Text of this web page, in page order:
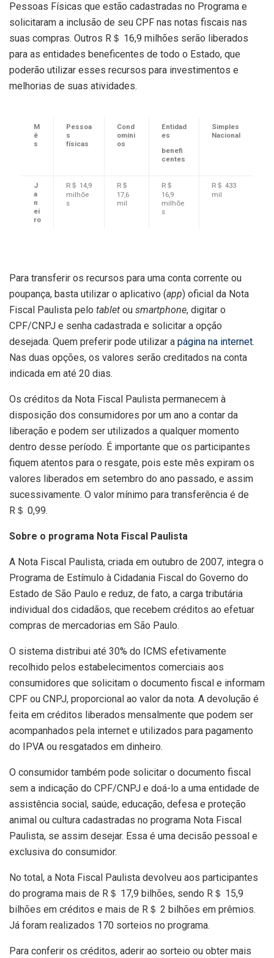
Pessoas Físicas que estão cadastradas no Programa e
solicitaram a inclusão de seu CPF nas notas fiscais nas
suas compras. Outros R＄ 16,9 milhões serão liberados
para as entidades beneficentes de todo o Estado, que
poderão utilizar esses recursos para investimentos e
melhorias de suas atividades.
M
ê
s
Pessoa
s
físicas
Cond
omíni
os
Entidad
es
benefi
centes
Simples
Nacional
J
a
n
ei
ro
R＄ 14,9
milhõe
s
R＄
17,6
mil
R＄
16,9
milhõe
s
R＄ 433
mil
Para transferir os recursos para uma conta corrente ou
poupança, basta utilizar o aplicativo (app) oficial da Nota
Fiscal Paulista pelo tablet ou smartphone, digitar o
CPF/CNPJ e senha cadastrada e solicitar a opção
desejada. Quem preferir pode utilizar a página na internet.
Nas duas opções, os valores serão creditados na conta
indicada em até 20 dias.
Os créditos da Nota Fiscal Paulista permanecem à
disposição dos consumidores por um ano a contar da
liberação e podem ser utilizados a qualquer momento
dentro desse período. É importante que os participantes
fiquem atentos para o resgate, pois este mês expiram os
valores liberados em setembro do ano passado, e assim
sucessivamente. O valor mínimo para transferência é de
R＄ 0,99.
Sobre o programa Nota Fiscal Paulista
A Nota Fiscal Paulista, criada em outubro de 2007, integra o
Programa de Estímulo à Cidadania Fiscal do Governo do
Estado de São Paulo e reduz, de fato, a carga tributária
individual dos cidadãos, que recebem créditos ao efetuar
compras de mercadorias em São Paulo.
O sistema distribui até 30% do ICMS efetivamente
recolhido pelos estabelecimentos comerciais aos
consumidores que solicitam o documento fiscal e informam
CPF ou CNPJ, proporcional ao valor da nota. A devolução é
feita em créditos liberados mensalmente que podem ser
acompanhados pela internet e utilizados para pagamento
do IPVA ou resgatados em dinheiro.
O consumidor também pode solicitar o documento fiscal
sem a indicação do CPF/CNPJ e doá-lo a uma entidade de
assistência social, saúde, educação, defesa e proteção
animal ou cultura cadastradas no programa Nota Fiscal
Paulista, se assim desejar. Essa é uma decisão pessoal e
exclusiva do consumidor.
No total, a Nota Fiscal Paulista devolveu aos participantes
do programa mais de R＄ 17,9 bilhões, sendo R＄ 15,9
bilhões em créditos e mais de R＄ 2 bilhões em prêmios.
Já foram realizados 170 sorteios no programa.
Para conferir os créditos, aderir ao sorteio ou obter mais